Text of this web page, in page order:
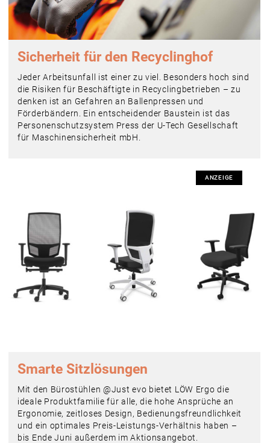
Sicherheit für den Recyclinghof
Jeder Arbeitsunfall ist einer zu viel. Besonders hoch sind
die Risiken für Beschäftigte in Recyclingbetrieben – zu
denken ist an Gefahren an Ballenpressen und
Förderbändern. Ein entscheidender Baustein ist das
Personenschutzsystem Press der U-Tech Gesellschaft
für Maschinensicherheit mbH.
ANZEIGE
Smarte ­Sitzlösungen
Mit den Bürostühlen @Just evo bietet LÖW Ergo die
ideale Produktfamilie für alle, die hohe Ansprüche an
Ergonomie, zeitloses Design, Bedienungsfreundlichkeit
und ein optimales Preis-Leistungs-Verhältnis haben –
bis Ende Juni außerdem im Aktionsangebot.